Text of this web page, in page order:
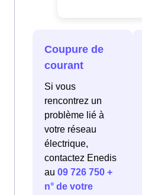
Coupure de
courant
Si vous
rencontrez un
problème lié à
votre réseau
électrique,
contactez Enedis
au 09 726 750 +
n° de votre